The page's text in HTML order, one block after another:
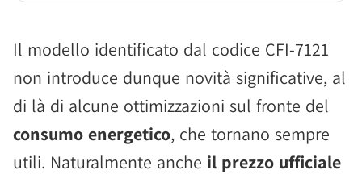
Il modello identificato dal codice CFI-7121
non introduce dunque novità significative, al
di là di alcune ottimizzazioni sul fronte del
consumo energetico, che tornano sempre
utili. Naturalmente anche il prezzo ufficiale